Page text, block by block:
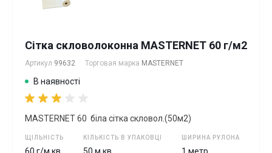
Сітка скловолоконна MASTERNET 60 г/м2
Артикул 99632 Торговая марка MASTERNET
В наявності
MASTERNET 60 біла cітка скловол.(50м2)
ЩІЛЬНІСТЬ КІЛЬКІСТЬ В УПАКОВЦІ ШИРИНА РУЛОНА